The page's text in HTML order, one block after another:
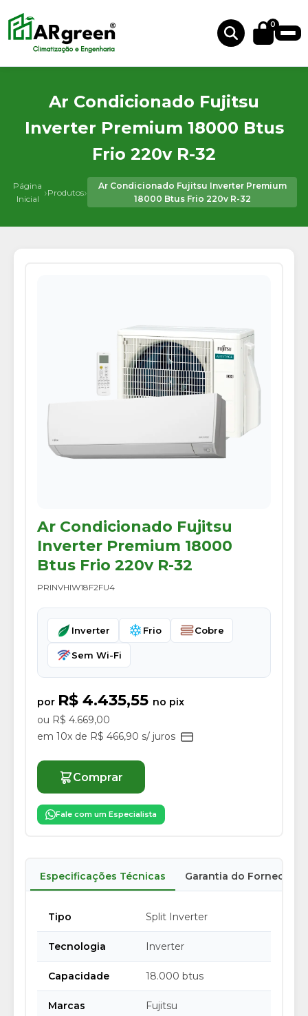
0
Ar Condicionado Fujitsu
Inverter Premium 18000 Btus
Frio 220v R-32
Página
Inicial ›Produtos›
Ar Condicionado Fujitsu Inverter Premium
18000 Btus Frio 220v R-32
Ar Condicionado Fujitsu
Inverter Premium 18000
Btus Frio 220v R-32
PRINVHIW18F2FU4
Inverter Frio Cobre
Sem Wi-Fi
por R$ 4.435,55 no pix
ou R$ 4.669,00
em 10x de R$ 466,90 s/ juros
Comprar
Fale com um Especialista
Especificações Técnicas Garantia do Fornecedor
Tipo Split Inverter
Tecnologia Inverter
Capacidade 18.000 btus
Marcas Fujitsu